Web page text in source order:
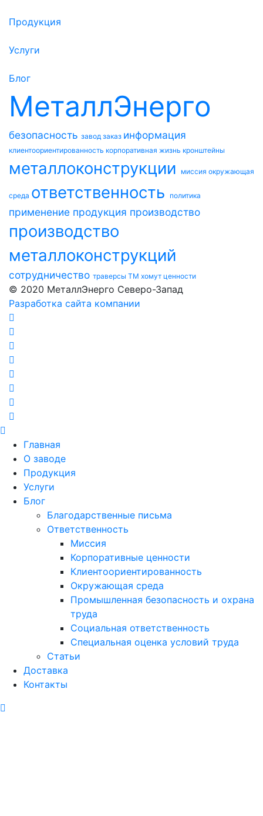
Продукция
Услуги
Блог
МеталлЭнерго
безопасность завод заказ информация
клиентоориентированность корпоративная жизнь кронштейны
металлоконструкции миссия окружающая
среда ответственность политика
применение продукция производство
производство
металлоконструкций
сотрудничество траверсы ТМ хомут ценности
© 2020 МеталлЭнерго Северо-Запад
Разработка сайта компании
Главная
О заводе
Продукция
Услуги
Блог
Благодарственные письма
Ответственность
Миссия
Корпоративные ценности
Клиентоориентированность
Окружающая среда
Промышленная безопасность и охрана
труда
Социальная ответственность
Специальная оценка условий труда
Статьи
Доставка
Контакты